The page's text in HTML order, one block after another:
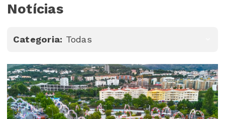
Notícias
Categoria: Todas